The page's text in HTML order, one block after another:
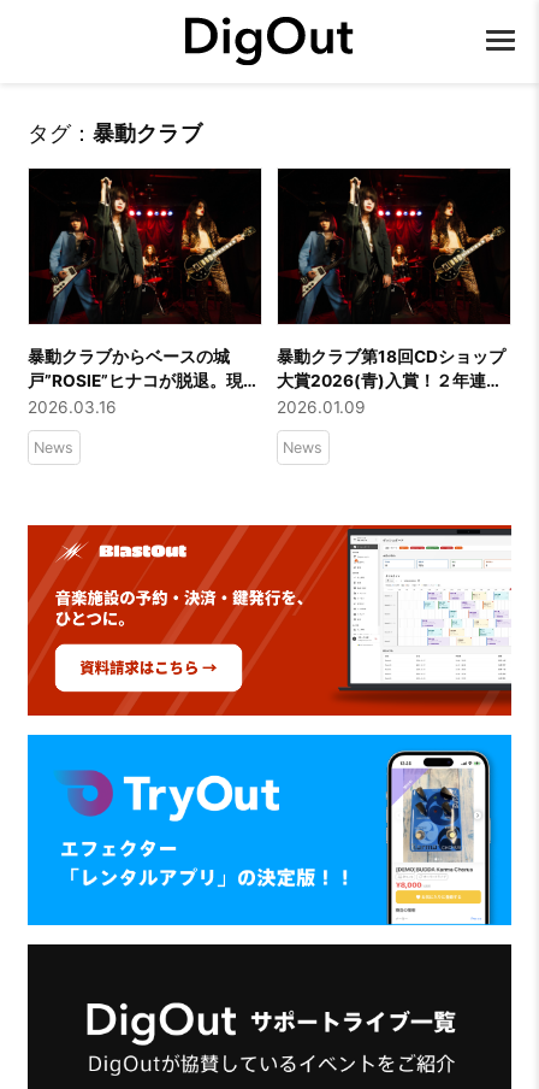
タグ： 暴動クラブ
暴動クラブからベースの城
戸”ROSIE”ヒナコが脱退。現メ
ンバー最後の音源はちわきま
ゆみデビュー40周年記念リミ
ックス・アルバムに収録！
2026.03.16
News
暴動クラブ第18回CDショップ
大賞2026(青)入賞！２年連続
入賞は快挙！
2026.01.09
News